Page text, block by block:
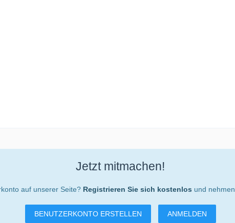
Jetzt mitmachen!
auf unserer Seite? Registrieren Sie sich kostenlos und
BENUTZERKONTO ERSTELLEN ANMELDEN